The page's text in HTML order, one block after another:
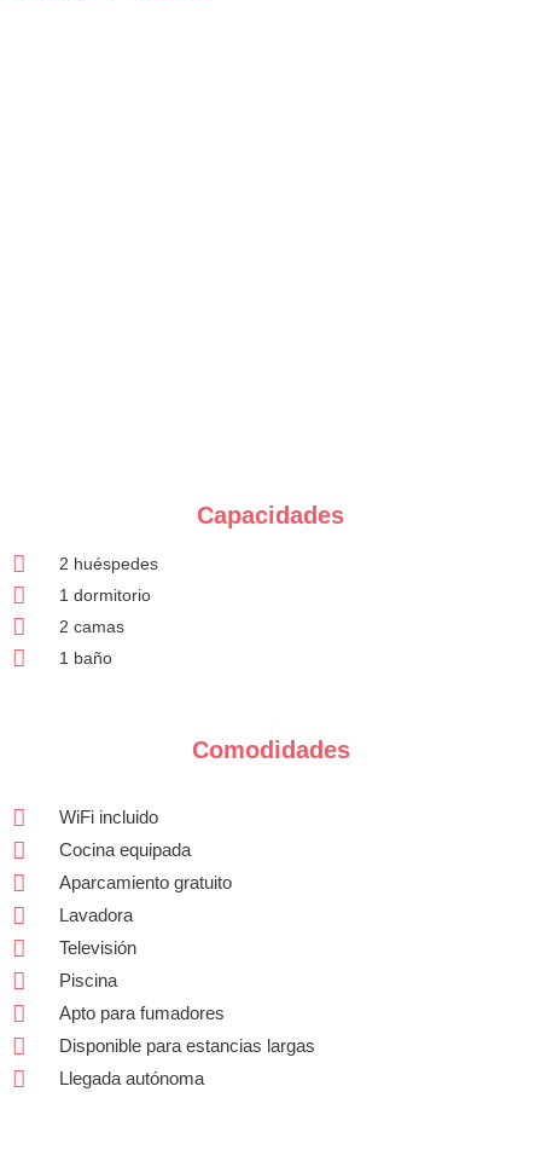
Capacidades
2 huéspedes
1 dormitorio
2 camas
1 baño
Comodidades
WiFi incluido
Cocina equipada
Aparcamiento gratuito
Lavadora
Televisión
Piscina
Apto para fumadores
Disponible para estancias largas
Llegada autónoma